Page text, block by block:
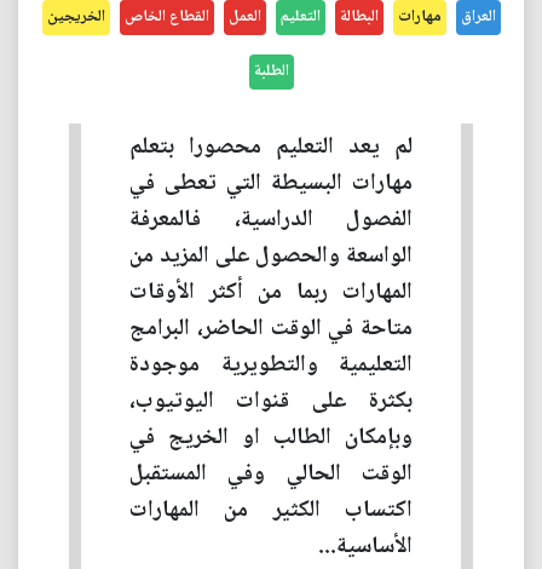
العراق مهارات البطالة التعليم العمل القطاع الخاص الخريجين
الطلبة
لم يعد التعليم محصورا بتعلم
مهارات البسيطة التي تعطى في
الفصول الدراسية، فالمعرفة
الواسعة والحصول على المزيد من
المهارات ربما من أكثر الأوقات
متاحة في الوقت الحاضر، البرامج
التعليمية والتطويرية موجودة
بكثرة على قنوات اليوتيوب،
وبإمكان الطالب او الخريج في
الوقت الحالي وفي المستقبل
اكتساب الكثير من المهارات
الأساسية...